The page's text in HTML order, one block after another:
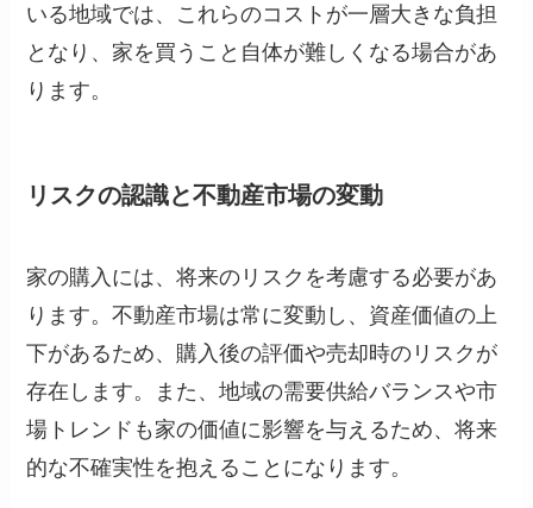
いる地域では、これらのコストが一層大きな負担
となり、家を買うこと自体が難しくなる場合があ
ります。
リスクの認識と不動産市場の変動
家の購入には、将来のリスクを考慮する必要があ
ります。不動産市場は常に変動し、資産価値の上
下があるため、購入後の評価や売却時のリスクが
存在します。また、地域の需要供給バランスや市
場トレンドも家の価値に影響を与えるため、将来
的な不確実性を抱えることになります。